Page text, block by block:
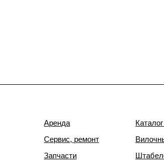
Аренда
Сервис, ремонт
Запчасти